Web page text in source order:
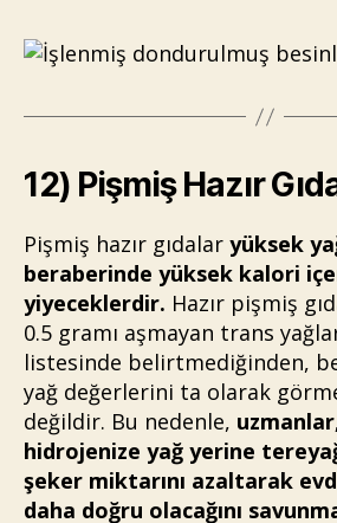
12) Pişmiş Hazır
Pişmiş hazır gıdalar yüksek
beraberinde yüksek kalori
yiyeceklerdir. Hazır pişmiş
0.5 gramı aşmayan trans
listesinde belirtmediğinden,
yağ değerlerini ta olarak
değildir. Bu nedenle,
hidrojenize yağ yerine
şeker miktarını azaltarak
daha doğru olacağını